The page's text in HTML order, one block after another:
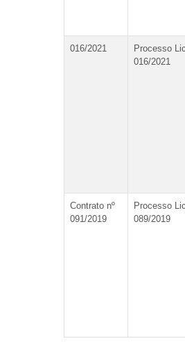
016/2021
Processo
016/2021
Contrato nº
091/2019
Processo
089/2019